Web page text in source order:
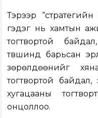
Тэрээр “стратегийн
гэдэг нь хамтын
тогтвортой
түвшинд барьсан
зөрөлдөөнийг
тогтвортой
хугацааны
онцоллоо.